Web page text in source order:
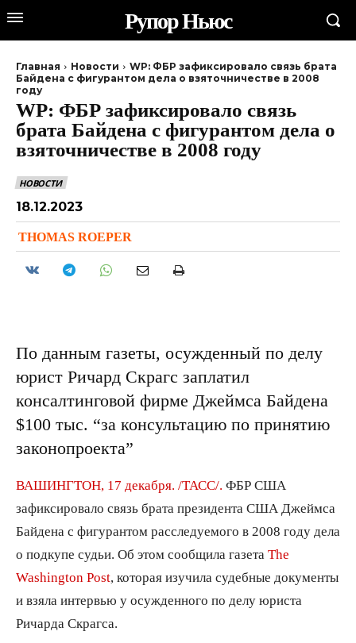
Рупор Ньюс
Главная Новости
WP: ФБР зафиксировало связь брата
Байдена с фигурантом дела о взяточничестве в 2008
году
WP: ФБР зафиксировало связь
брата Байдена с фигурантом дела о
взяточничестве в 2008 году
НОВОСТИ
18.12.2023
THOMAS ROEPER
По данным газеты, осужденный по делу
юрист Ричард Скрагс заплатил
консалтинговой фирме Джеймса Байдена
$100 тыс. “за консультацию по принятию
законопроекта”
ВАШИНГТОН, 17 декабря. /ТАСС/. ФБР США
зафиксировало связь брата президента США Джеймса
Байдена с фигурантом расследуемого в 2008 году дела
о подкупе судьи. Об этом сообщила газета The
Washington Post , которая изучила судебные документы
и взяла интервью у осужденного по делу юриста
Ричарда Скрагса.